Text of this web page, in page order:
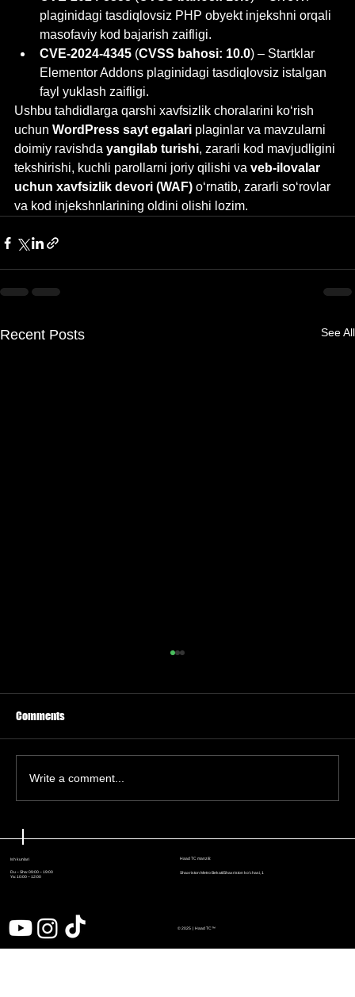
plaginidagi tasdiqlovsiz PHP obyekt injekshni orqali
masofaviy kod bajarish zaifligi.
CVE-2024-4345 (CVSS bahosi: 10.0) – Startklar
Elementor Addons plaginidagi tasdiqlovsiz istalgan
fayl yuklash zaifligi.
Ushbu tahdidlarga qarshi xavfsizlik choralarini ko‘rish
uchun WordPress sayt egalari plaginlar va mavzularni
doimiy ravishda yangilab turishi, zararli kod mavjudligini
tekshirishi, kuchli parollarni joriy qilishi va veb-ilovalar
uchun xavfsizlik devori (WAF) o‘rnatib, zararli so‘rovlar
va kod injekshnlarining oldini olishi lozim.
Recent Posts See All
Haker hibsga olinişi Microsoft
foydalanuvçilarni Windows qurilma IDsi orqali
kuzatişi mumkinligini körsatdi
Comments
Write a comment...
Ish kunlari
Du – Sha: 09:00 – 19:00
Ya: 10:00 – 12:00
Haad TC manzili:
Shaxriston Metro Bekati/Shaxriston ko'chasi, 1
© 2025 | HaadTC™